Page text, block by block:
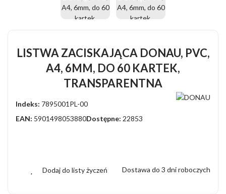
LISTWA ZACISKAJĄCA DONAU, PVC,
A4, 6MM, DO 60 KARTEK,
TRANSPARENTNA
Indeks: 7895001PL-00
EAN: 5901498053880Dostępne: 22853
Dostawa do 3 dni roboczych
Dodaj do listy życzeń